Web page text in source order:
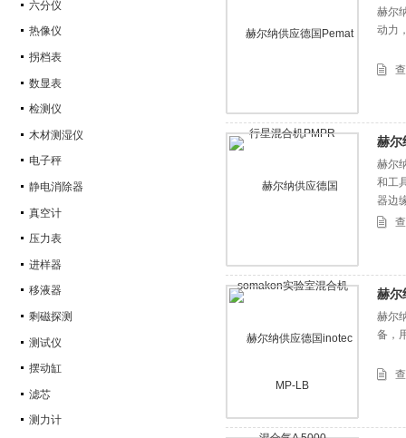
六分仪
热像仪
拐档表
数显表
检测仪
木材测湿仪
电子秤
静电消除器
真空计
压力表
进样器
移液器
剩磁探测
测试仪
摆动缸
滤芯
测力计
赫尔
动力
赫尔
赫尔
和工
器边
赫尔
赫尔
备，